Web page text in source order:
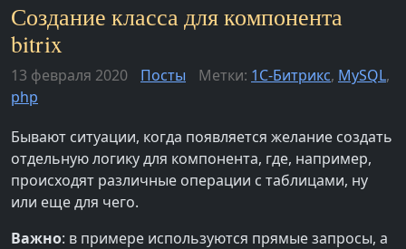
Создание класса для компонента
bitrix
13 февраля 2020 Посты Метки: 1С-Битрикс, MySQL,
php
Бывают ситуации, когда появляется желание создать
отдельную логику для компонента, где, например,
происходят различные операции с таблицами, ну
или еще для чего.
Важно: в примере используются прямые запросы, а